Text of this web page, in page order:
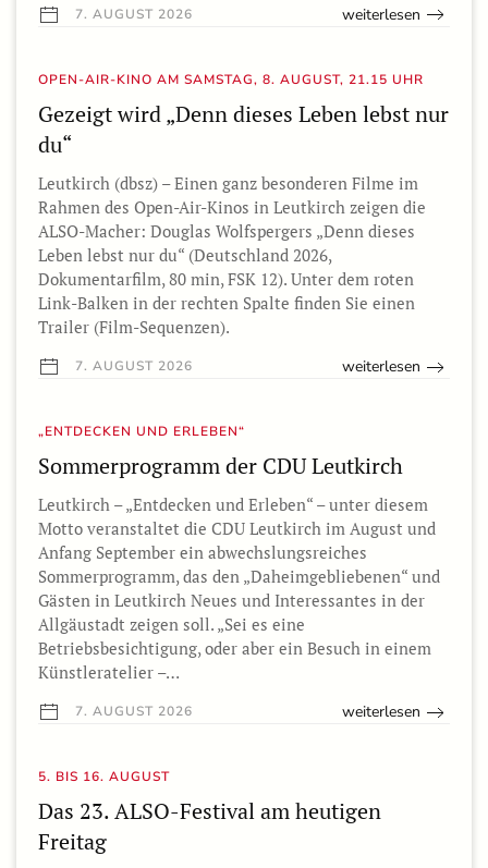
7. AUGUST 2026 weiterlesen
OPEN-AIR-KINO AM SAMSTAG, 8. AUGUST, 21.15 UHR
Gezeigt wird „Denn dieses Leben lebst nur
du“
Leutkirch (dbsz) – Einen ganz besonderen Filme im
Rahmen des Open-Air-Kinos in Leutkirch zeigen die
ALSO-Macher: Douglas Wolfspergers „Denn dieses
Leben lebst nur du“ (Deutschland 2026,
Dokumentarfilm, 80 min, FSK 12). Unter dem roten
Link-Balken in der rechten Spalte finden Sie einen
Trailer (Film-Sequenzen).
7. AUGUST 2026 weiterlesen
„ENTDECKEN UND ERLEBEN“
Sommerprogramm der CDU Leutkirch
Leutkirch – „Entdecken und Erleben“ – unter diesem
Motto veranstaltet die CDU Leutkirch im August und
Anfang September ein abwechslungsreiches
Sommerprogramm, das den „Daheimgebliebenen“ und
Gästen in Leutkirch Neues und Interessantes in der
Allgäustadt zeigen soll. „Sei es eine
Betriebsbesichtigung, oder aber ein Besuch in einem
Künstleratelier –…
7. AUGUST 2026 weiterlesen
5. BIS 16. AUGUST
Das 23. ALSO-Festival am heutigen
Freitag